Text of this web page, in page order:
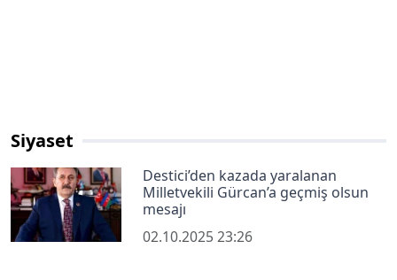
Siyaset
Destici’den kazada yaralanan
Milletvekili Gürcan’a geçmiş olsun
mesajı
02.10.2025 23:26